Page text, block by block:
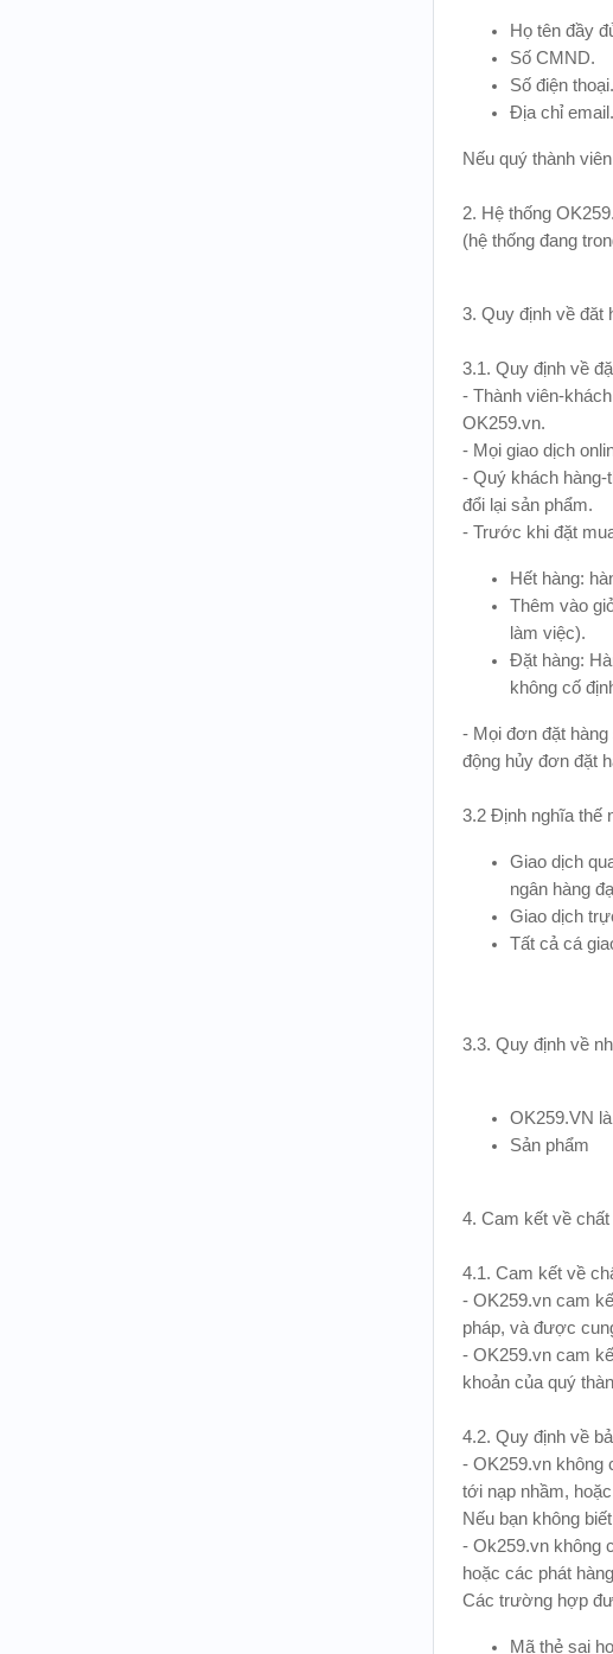
Họ tên đầy
Số CMND.
Số điện thoại.
Địa chỉ email.
Nếu quý thành
2. Hệ thống
(hệ thống đang
3. Quy định về đăt
3.1. Quy định về
- Thành viên-
OK259.vn.
- Mọi giao dịch
- Quý khách hàng-
đổi lại sản phẩm.
- Trước khi đặt
Hết hàng:
Thêm vào
làm việc).
Đặt hàng:
không cố
- Mọi đơn đặt
động hủy đơn đặt
3.2 Định nghĩa thế
Giao dịch
ngân hàng
Giao dịch
Tất cả cá
3.3. Quy định về
OK259.VN
Sản phẩm
4. Cam kết về
4.1. Cam kết về
- OK259.vn cam
pháp, và được
- OK259.vn cam
khoản của quý
4.2. Quy định về
- OK259.vn không
tới nạp nhầm,
Nếu bạn không
- Ok259.vn không
hoặc các phát
Các trường hợp
Mã thẻ sai